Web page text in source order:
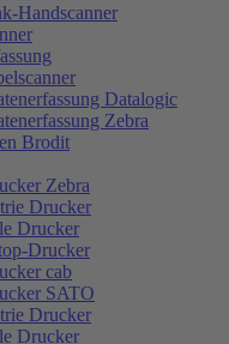
Handscanner
Datalogic
Zebra
Brodit
Zebra
Drucker
Drucker
Drucker
cab
SATO
Drucker
Drucker